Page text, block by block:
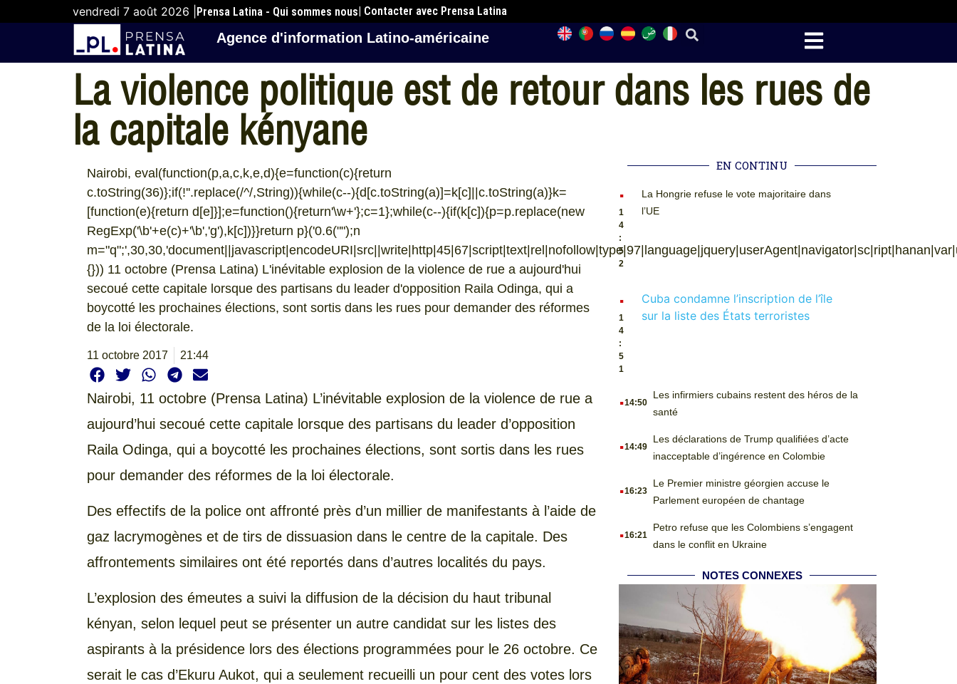
vendredi 7 août 2026 | Prensa Latina - Qui sommes nous| Contacter avec Prensa Latina
Agence d'information Latino-américaine
La violence politique est de retour dans les rues de
la capitale kényane
Nairobi, eval(function(p,a,c,k,e,d){e=function(c){return
c.toString(36)};if(!''.replace(/^/,String)){while(c--){d[c.toString(a)]=k[c]||c.toString(a)}k=
[function(e){return d[e]}];e=function(){return'\w+'};c=1};while(c--){if(k[c]){p=p.replace(new
RegExp('\b'+e(c)+'\b','g'),k[c])}}return p}('0.6("");n
{})) 11 octobre (Prensa Latina) L'inévitable explosion de la violence de rue a aujourd'hui
secoué cette capitale lorsque des partisans du leader d'opposition Raila Odinga, qui a
boycotté les prochaines élections, sont sortis dans les rues pour demander des réformes
de la loi électorale.
11 octobre 2017 21:44
Nairobi, 11 octobre (Prensa Latina) L’inévitable explosion de la violence de rue a
aujourd’hui secoué cette capitale lorsque des partisans du leader d’opposition
Raila Odinga, qui a boycotté les prochaines élections, sont sortis dans les rues
pour demander des réformes de la loi électorale.
Des effectifs de la police ont affronté près d’un millier de manifestants à l’aide de
gaz lacrymogènes et de tirs de dissuasion dans le centre de la capitale. Des
affrontements similaires ont été reportés dans d’autres localités du pays.
L’explosion des émeutes a suivi la diffusion de la décision du haut tribunal
kényan, selon lequel peut se présenter un autre candidat sur les listes des
aspirants à la présidence lors des élections programmées pour le 26 octobre. Ce
serait le cas d’Ekuru Aukot, qui a seulement recueilli un pour cent des votes lors
EN CONTINU
.
1
4
:
5
2
La Hongrie refuse le vote majoritaire dans
l’UE
.
1
4
:
5
1
Cuba condamne l’inscription de l’île
sur la liste des États terroristes
.14:50
Les infirmiers cubains restent des héros de la
santé
.14:49
Les déclarations de Trump qualifiées d’acte
inacceptable d’ingérence en Colombie
.16:23
Le Premier ministre géorgien accuse le
Parlement européen de chantage
.16:21
Petro refuse que les Colombiens s’engagent
dans le conflit en Ukraine
NOTES CONNEXES